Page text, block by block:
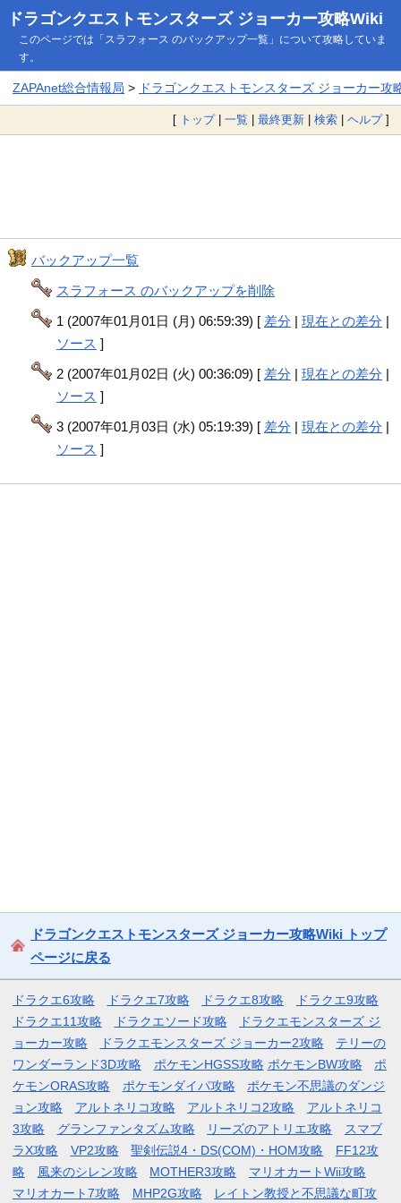
ドラゴンクエストモンスターズ ジョーカー攻略Wiki
このページでは「スラフォース のバックアップ一覧」について攻略していま
す。
ZAPAnet総合情報局 > ドラゴンクエストモンスターズ ジョーカー攻
[ トップ| 一覧 | 最終更新 | 検索 | ヘルプ]
バックアップ一覧
スラフォース のバックアップを削除
1 (2007年01月01日 (月) 06:59:39) [ 差分 |現在との差分 |
ソース ]
2 (2007年01月02日 (火) 00:36:09) [ 差分 |現在との差分 |
ソース ]
3 (2007年01月03日 (水) 05:19:39) [ 差分 |現在との差分 |
ソース ]
ドラゴンクエストモンスターズ ジョーカー攻略Wiki トップ
ページに戻る
ドラクエ6攻略 ドラクエ7攻略 ドラクエ8攻略
ドラクエ9攻略
ドラクエ11攻略
ドラクエソード攻略
ドラクエモンスターズ ジ
ョーカー攻略
ドラクエモンスターズ ジョーカー2攻略
テリーの
ワンダーランド3D攻略
ポケモンHGSS攻略 ポケモンBW攻略
ポ
ケモンORAS攻略
ポケモンダイパ攻略
ポケモン不思議のダンジ
ョン攻略
アルトネリコ攻略 アルトネリコ2攻略
アルトネリコ
3攻略
グランファンタズム攻略 リーズのアトリエ攻略
スマブ
ラX攻略
VP2攻略 聖剣伝説4・DS(COM)・HOM攻略
FF12攻
略
風来のシレン攻略 MOTHER3攻略
マリオカートWii攻略
マリオカート7攻略
MHP2G攻略 レイトン教授と不思議な町攻